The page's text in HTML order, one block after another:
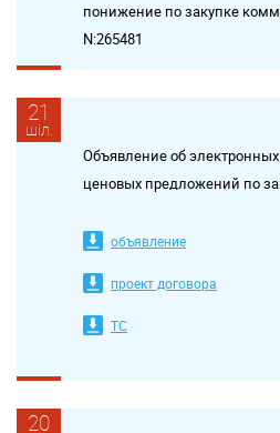
понижение по закупке
N:265481
21
шіл.
Объявление об
ценовых предложений по
объявление
проект договора
ТС
20